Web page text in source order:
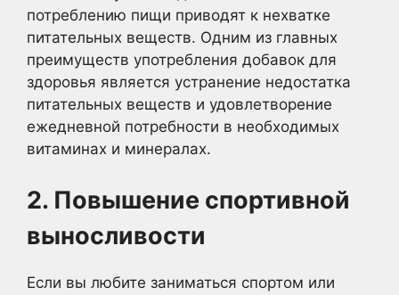
потреблению пищи приводят к нехватке
питательных веществ. Одним из главных
преимуществ употребления добавок для
здоровья является устранение недостатка
питательных веществ и удовлетворение
ежедневной потребности в необходимых
витаминах и минералах.
2. Повышение спортивной
выносливости
Если вы любите заниматься спортом или